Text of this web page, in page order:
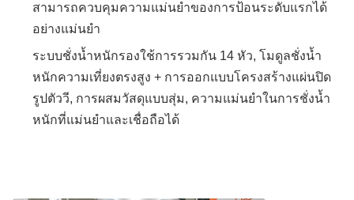
สามารถควบคุมความแม่นยำของการป้อนระดับแรกได้
อย่างแม่นยำ
ระบบชั่งน้ำหนักรองใช้การรวมกัน 14 หัว, โมดูลชั่งน้ำ
หนักความเที่ยงตรงสูง + การออกแบบโครงสร้างแผ่นปิด
รูปตัววี, การผสมวัสดุแบบสุ่ม, ความแม่นยำในการชั่งน้ำ
หนักที่แม่นยำและเชื่อถือได้